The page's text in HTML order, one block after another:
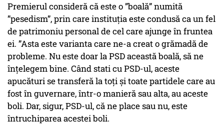
Premierul consideră că este o ”boală” numită
”pesedism”, prin care instituția este condusă ca un fel
de patrimoniu personal de cel care ajunge în fruntea
ei. ”Asta este varianta care ne-a creat o grămadă de
probleme. Nu este doar la PSD această boală, să ne
înțelegem bine. Când stati cu PSD-ul, aceste
apucături se transferă la toți și toate partidele care au
fost în guvernare, într-o manieră sau alta, au aceste
boli. Dar, sigur, PSD-ul, că ne place sau nu, este
întruchiparea acestei boli.